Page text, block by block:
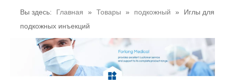
Вы здесь: Главная » Товары » подкожный »
Иглы для
подкожных инъекций